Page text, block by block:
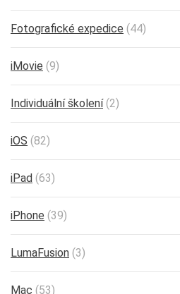
Fotografické expedice (44)
iMovie (9)
Individuální školení(2)
iOS (82)
iPad (63)
iPhone (39)
LumaFusion (3)
Mac (53)